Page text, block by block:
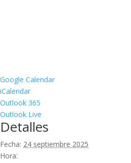
Google Calendar
iCalendar
Outlook 365
Outlook Live
Detalles
Fecha: 24 septiembre 2025
Hora: